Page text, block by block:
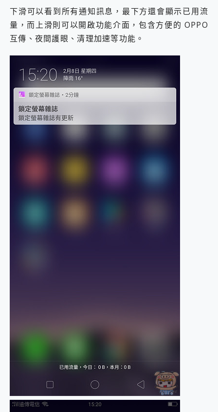
下滑可以看到所有通知訊息，最下方還會顯示已用流
量，而上滑則可以開啟功能介面，包含方便的 OPPO
互傳、夜間護眼、清理加速等功能。